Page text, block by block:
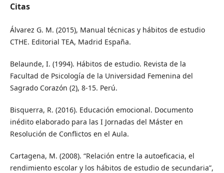
Citas
Álvarez G. M. (2015), Manual técnicas y hábitos de estudio
CTHE. Editorial TEA, Madrid España.
Belaunde, I. (1994). Hábitos de estudio. Revista de la
Facultad de Psicología de la Universidad Femenina del
Sagrado Corazón (2), 8-15. Perú.
Bisquerra, R. (2016). Educación emocional. Documento
inédito elaborado para las I Jornadas del Máster en
Resolución de Conflictos en el Aula.
Cartagena, M. (2008). “Relación entre la autoeficacia, el
rendimiento escolar y los hábitos de estudio de secundaria”,